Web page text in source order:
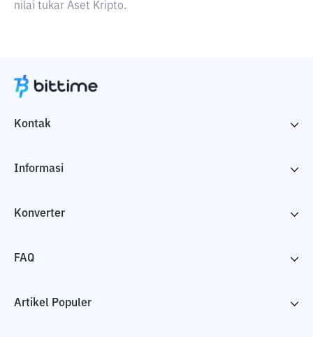
nilai tukar Aset Kripto.
Kontak
Informasi
Konverter
FAQ
Artikel Populer